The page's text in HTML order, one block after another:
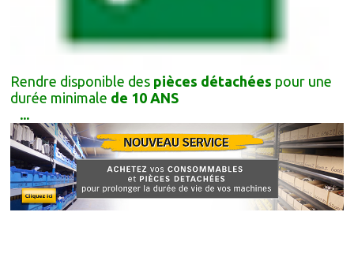
Rendre disponible des pièces détachées pour une
durée minimale de 10 ANS
...